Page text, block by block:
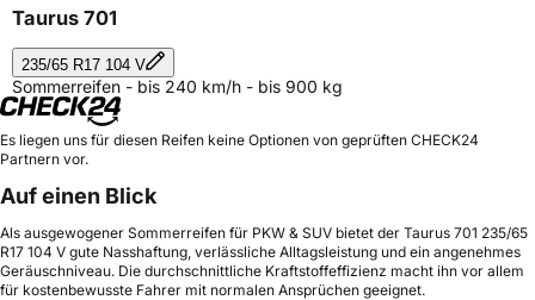
Taurus 701
235/65 R17 104 V
Sommerreifen - bis 240 km/h - bis 900 kg
Es liegen uns für diesen Reifen keine Optionen von geprüften CHECK24
Partnern vor.
Auf einen Blick
Als ausgewogener Sommerreifen für PKW & SUV bietet der Taurus 701 235/65
R17 104 V gute Nasshaftung, verlässliche Alltagsleistung und ein angenehmes
Geräuschniveau. Die durchschnittliche Kraftstoffeffizienz macht ihn vor allem
für kostenbewusste Fahrer mit normalen Ansprüchen geeignet.